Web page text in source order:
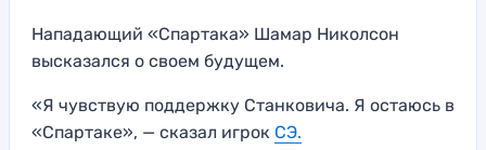
Нападающий «Спартака» Шамар Николсон
высказался о своем будущем.
«Я чувствую поддержку Станковича. Я остаюсь в
«Спартаке», — сказал игрок СЭ.